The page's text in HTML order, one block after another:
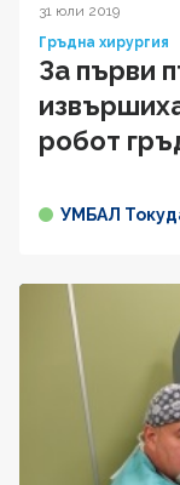
31 юли 2019
Гръдна хирургия
За първи
робот
УМБАЛ